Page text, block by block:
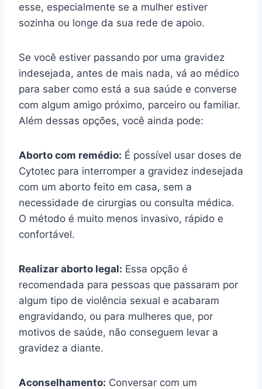
esse, especialmente se a mulher estiver
sozinha ou longe da sua rede de apoio.
Se você estiver passando por uma gravidez
indesejada, antes de mais nada, vá ao médico
para saber como está a sua saúde e converse
com algum amigo próximo, parceiro ou familiar.
Além dessas opções, você ainda pode:
Aborto com remédio: É possível usar doses de
Cytotec para interromper a gravidez indesejada
com um aborto feito em casa, sem a
necessidade de cirurgias ou consulta médica.
O método é muito menos invasivo, rápido e
confortável.
Realizar aborto legal: Essa opção é
recomendada para pessoas que passaram por
algum tipo de violência sexual e acabaram
engravidando, ou para mulheres que, por
motivos de saúde, não conseguem levar a
gravidez a diante.
Aconselhamento: Conversar com um